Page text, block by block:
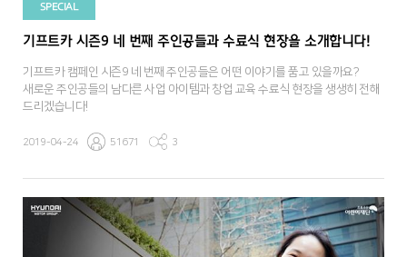
SPECIAL
기프트카 시즌9 네 번째 주인공들과 수료식 현장을 소개합니다!
기프트카 캠페인 시즌9 네 번째 주인공들은 어떤 이야기를 품고 있을까요?
새로운 주인공들의 남다른 사업 아이템과 창업 교육 수료식 현장을 생생히 전해
드리겠습니다!
2019-04-24 51671 3